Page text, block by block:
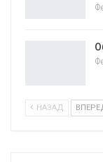
НАЗАД